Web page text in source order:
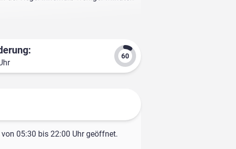
05:30 bis 22:00 Uhr geöffnet.